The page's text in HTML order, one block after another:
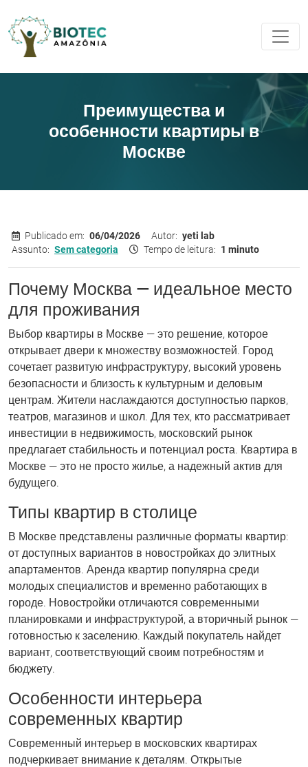
Преимущества и
особенности квартиры в
Москве
Publicado em: 06/04/2026 Autor: yeti lab
Assunto: Sem categoria Tempo de leitura: 1 minuto
Почему Москва — идеальное место
для проживания
Выбор квартиры в Москве — это решение, которое
открывает двери к множеству возможностей. Город
сочетает развитую инфраструктуру, высокий уровень
безопасности и близость к культурным и деловым
центрам. Жители наслаждаются доступностью парков,
театров, магазинов и школ. Для тех, кто рассматривает
инвестиции в недвижимость, московский рынок
предлагает стабильность и потенциал роста. Квартира в
Москве — это не просто жилье, а надежный актив для
будущего.
Типы квартир в столице
В Москве представлены различные форматы квартир:
от доступных вариантов в новостройках до элитных
апартаментов. Аренда квартир популярна среди
молодых специалистов и временно работающих в
городе. Новостройки отличаются современными
планировками и инфраструктурой, а вторичный рынок —
готовностью к заселению. Каждый покупатель найдет
вариант, соответствующий своим потребностям и
бюджету.
Особенности интерьера
современных квартир
Современный интерьер в московских квартирах
подчеркивает внимание к деталям. Открытые